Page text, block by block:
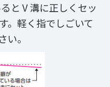
と V 溝に正しくセッ
。軽く指でしごいて
。